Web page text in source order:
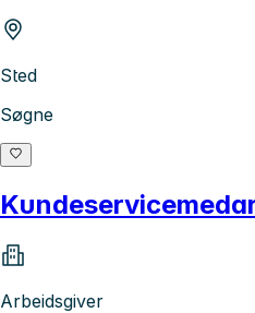
Sted
Søgne
Arbeidsgiver